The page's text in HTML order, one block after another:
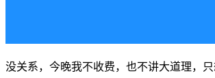
没关系，今晚我不收费，也不讲大道理，只